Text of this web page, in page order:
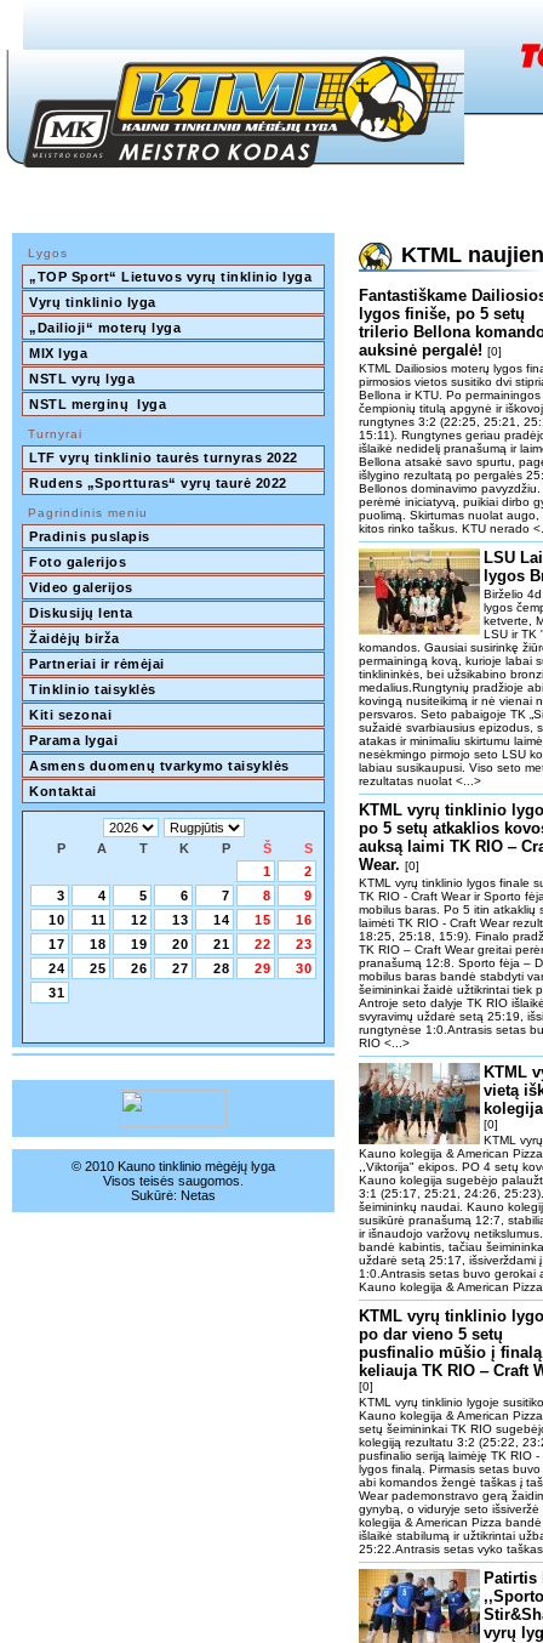
Lygos
„TOP Sport“ Lietuvos vyrų tinklinio lyga
Vyrų tinklinio lyga
„Dailioji“ moterų lyga
MIX lyga
NSTL vyrų lyga
NSTL merginų  lyga
Turnyrai
LTF vyrų tinklinio taurės turnyras 2022
Rudens „Sportturas“ vyrų taurė 2022
Pagrindinis meniu
Pradinis puslapis
Foto galerijos
Video galerijos
Diskusijų lenta
Žaidėjų birža
Partneriai ir rėmėjai
Tinklinio taisyklės
Kiti sezonai
Parama lygai
Asmens duomenų tvarkymo taisyklės
Kontaktai
P A T K P Š
S
1
2
3
4 5 6 7 8
9
10
11 12 13 14 15
16
17
18 19 20 21 22
23
24
25 26 27 28 29
30
31
© 2010 Kauno tinklinio mėgėjų lyga
Visos teisės saugomos.
Sukūrė: Netas
KTML
Fantastiškame
lygos finiše, po 5 setų
trilerio Bellona
auksinė pergalė! [0]
KTML Dailiosios moterų lygos
pirmosios vietos susitiko dvi
Bellona ir KTU. Po
čempionių titulą apgynė ir
rungtynes 3:2 (22:25, 25:21,
15:11). Rungtynes geriau
išlaikė nedidelį pranašumą ir
Bellona atsakė savo spurtu,
išlygino rezultatą po pergalės
Bellonos dominavimo
perėmė iniciatyvą, puikiai dirbo
puolimą. Skirtumas nuolat
kitos rinko taškus. KTU nerado
LSU
lygos
Birželio
lygos
ketverte,
LSU ir TK
komandos. Gausiai susirinkę
permainingą kovą, kurioje labai
tinklininkės, bei užsikabino
medalius.Rungtynių pradžioje
kovingą nusiteikimą ir nė vienai
persvaros. Seto pabaigoje TK
sužaidė svarbiausius epizodus,
atakas ir minimaliu skirtumu
nesėkmingo pirmojo seto LSU
labiau susikaupusi. Viso seto
rezultatas nuolat <...>
KTML vyrų tinklinio
po 5 setų atkaklios
auksą laimi TK RIO ‒
Wear. [0]
KTML vyrų tinklinio lygos finale
TK RIO - Craft Wear ir Sporto
mobilus baras. Po 5 itin atkaklių
laimėti TK RIO - Craft Wear
18:25, 25:18, 15:9). Finalo
TK RIO – Craft Wear greitai
pranašumą 12:8. Sporto fėja –
mobilus baras bandė stabdyti
šeimininkai žaidė užtikrintai tiek
Antroje seto dalyje TK RIO
svyravimų uždarė setą 25:19,
rungtynėse 1:0.Antrasis setas
RIO <...>
KTML
vietą
[0]
KTML
Kauno kolegija & American
,,Viktorija" ekipos. PO 4 setų
Kauno kolegija sugebėjo
3:1 (25:17, 25:21, 24:26,
šeimininkų naudai. Kauno
susikūrė pranašumą 12:7,
ir išnaudojo varžovų netikslumus.
bandė kabintis, tačiau
uždarė setą 25:17, išsiverždami
1:0.Antrasis setas buvo gerokai
Kauno kolegija & American
KTML vyrų tinklinio
po dar vieno 5 setų
pusfinalio mūšio į finalą
keliauja TK RIO ‒ Craft
[0]
KTML vyrų tinklinio lygoje
Kauno kolegija & American
setų šeimininkai TK RIO
kolegiją rezultatu 3:2 (25:22,
pusfinalio seriją laimėję TK RIO
lygos finalą. Pirmasis setas
abi komandos žengė taškas į
Wear pademonstravo gerą
gynybą, o viduryje seto
kolegija & American Pizza
išlaikė stabilumą ir užtikrintai
25:22.Antrasis setas vyko
Patirtis
vyrų